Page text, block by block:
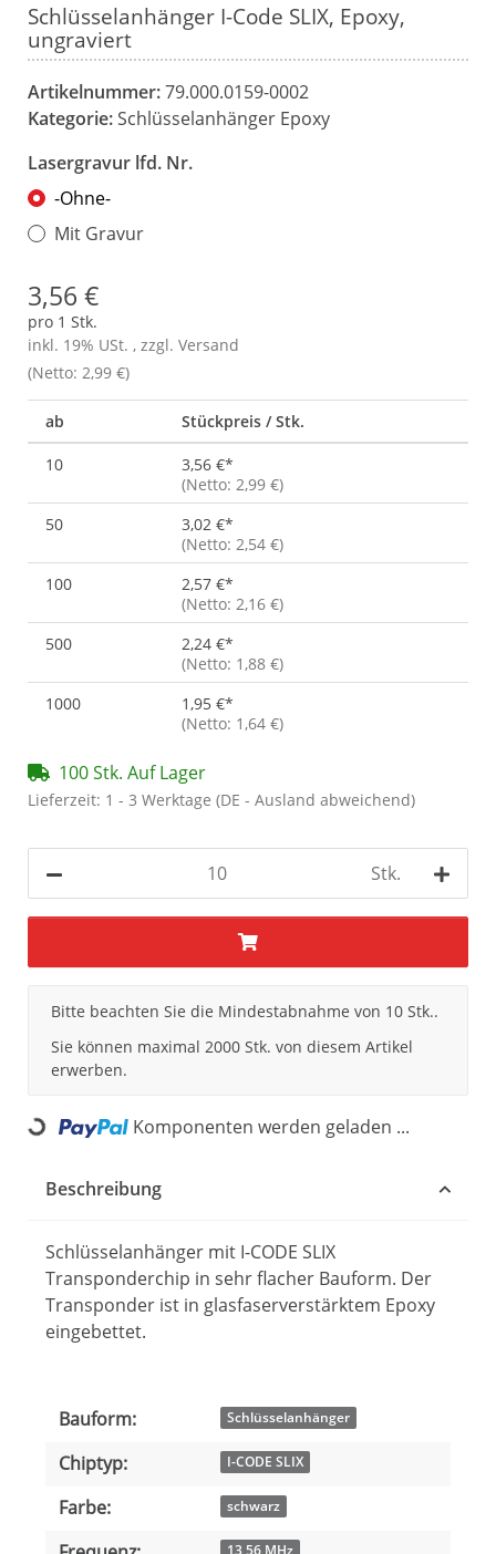
Schlüsselanhänger I-Code SLIX, Epoxy,
ungraviert
Artikelnummer:79.000.0159-0002
Kategorie:Schlüsselanhänger Epoxy
Lasergravur lfd. Nr.
-Ohne-
Mit Gravur
3,56 €
pro 1 Stk.
inkl. 19% USt. , zzgl. Versand
(Netto: 2,99 €)
ab Stückpreis / Stk.
10 3,56 €*
(Netto: 2,99 €)
50
3,02 €*
(Netto: 2,54 €)
100
2,57 €*
(Netto: 2,16 €)
500
2,24 €*
(Netto: 1,88 €)
1000
1,95 €*
(Netto: 1,64 €)
100 Stk. Auf Lager
Lieferzeit: 1 - 3 Werktage (DE - Ausland abweichend)
Stk.
x
Bitte beachten Sie die Mindestabnahme von 10 Stk..
Sie können maximal 2000 Stk. von diesem Artikel
erwerben.
Loading... Komponenten werden geladen ...
Beschreibung
Schlüsselanhänger mit I-CODE SLIX
Transponderchip in sehr flacher Bauform. Der
Transponder ist in glasfaserverstärktem Epoxy
eingebettet.
Produkteigenschaft
Wert
Bauform: Schlüsselanhänger
Chiptyp: I-CODE SLIX
Farbe: schwarz
13,56 MHz